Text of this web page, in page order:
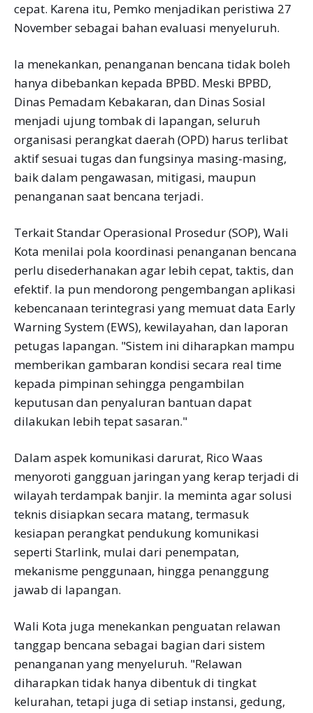
cepat. Karena itu, Pemko menjadikan peristiwa 27
November sebagai bahan evaluasi menyeluruh.
Ia menekankan, penanganan bencana tidak boleh
hanya dibebankan kepada BPBD. Meski BPBD,
Dinas Pemadam Kebakaran, dan Dinas Sosial
menjadi ujung tombak di lapangan, seluruh
organisasi perangkat daerah (OPD) harus terlibat
aktif sesuai tugas dan fungsinya masing-masing,
baik dalam pengawasan, mitigasi, maupun
penanganan saat bencana terjadi.
Terkait Standar Operasional Prosedur (SOP), Wali
Kota menilai pola koordinasi penanganan bencana
perlu disederhanakan agar lebih cepat, taktis, dan
efektif. Ia pun mendorong pengembangan aplikasi
kebencanaan terintegrasi yang memuat data Early
Warning System (EWS), kewilayahan, dan laporan
petugas lapangan. "Sistem ini diharapkan mampu
memberikan gambaran kondisi secara real time
kepada pimpinan sehingga pengambilan
keputusan dan penyaluran bantuan dapat
dilakukan lebih tepat sasaran."
Dalam aspek komunikasi darurat, Rico Waas
menyoroti gangguan jaringan yang kerap terjadi di
wilayah terdampak banjir. Ia meminta agar solusi
teknis disiapkan secara matang, termasuk
kesiapan perangkat pendukung komunikasi
seperti Starlink, mulai dari penempatan,
mekanisme penggunaan, hingga penanggung
jawab di lapangan.
Wali Kota juga menekankan penguatan relawan
tanggap bencana sebagai bagian dari sistem
penanganan yang menyeluruh. "Relawan
diharapkan tidak hanya dibentuk di tingkat
kelurahan, tetapi juga di setiap instansi, gedung,